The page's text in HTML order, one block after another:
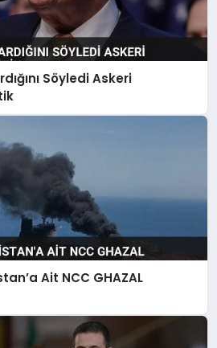
Söyledi Askeri
Ait NCC GHAZAL